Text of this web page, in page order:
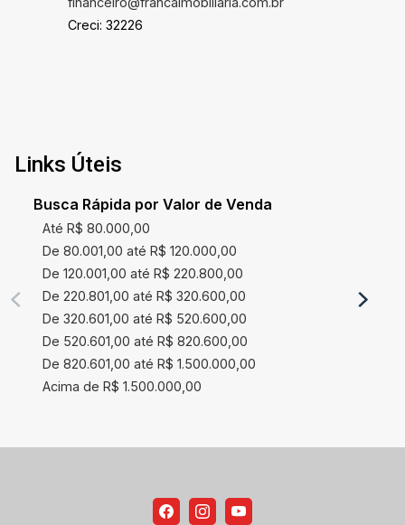
Creci: 32226
Links Úteis
Busca Rápida por Valor de Venda
Até R$ 80.000,00
De 80.001,00 até R$ 120.000,00
De 120.001,00 até R$ 220.800,00
De 220.801,00 até R$ 320.600,00
De 320.601,00 até R$ 520.600,00
De 520.601,00 até R$ 820.600,00
De 820.601,00 até R$ 1.500.000,00
Acima de R$ 1.500.000,00